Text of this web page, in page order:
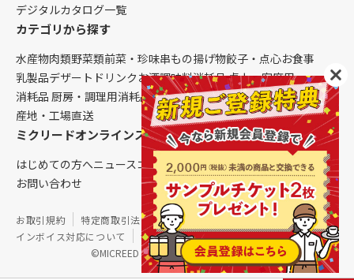
デジタルカタログ一覧
カテゴリから探す
水産物肉類野菜類前菜・珍味串もの揚げ物餃子・点心お食事
乳製品デザート ドリンク お酒調味料消耗品 卓上・客席用
消耗品 厨房・調理用消耗品 クレンリネス生鮮品（配送便限定）
産地・工場直送
ミクリードオンラインストアについて
はじめての方へニュースコラムご利用ガイド会社概要
お問い合わせ
©MICREED CO.,LTD. All Rights Reserved.
お取引規約 特定商取引法に基づく表記
個人情報保護方針
インボイス対応について
サイトマップ